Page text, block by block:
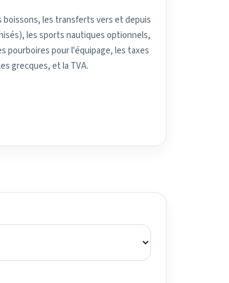
boissons, les transferts vers et depuis
les sports nautiques optionnels,
pourboires pour l'équipage, les taxes
grecques, et la TVA.